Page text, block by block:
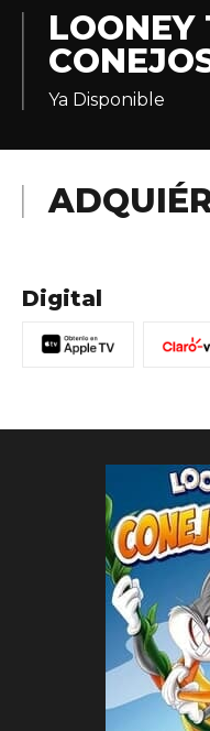
Experiencias
LOONEY
Ya Disponible
Digital